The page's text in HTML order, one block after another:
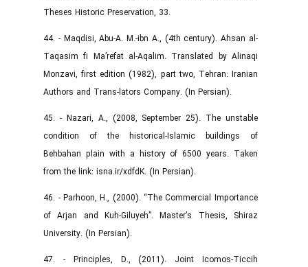
Theses Historic Preservation, 33.
44. - Maqdisi, Abu-A. M.-ibn A., (4th century). Ahsan al-
Taqasim fi Ma’refat al-Aqalim. Translated by Alinaqi
Monzavi, first edition (1982), part two, Tehran: Iranian
Authors and Trans-lators Company. (In Persian).
45. - Nazari, A., (2008, September 25). The unstable
condition of the historical-Islamic buildings of
Behbahan plain with a history of 6500 years. Taken
from the link: isna.ir/xdfdK. (In Persian).
46. - Parhoon, H., (2000). “The Commercial Importance
of Arjan and Kuh-Giluyeh”. Master’s Thesis, Shiraz
University. (In Persian).
47. - Principles, D., (2011). Joint Icomos-Ticcih